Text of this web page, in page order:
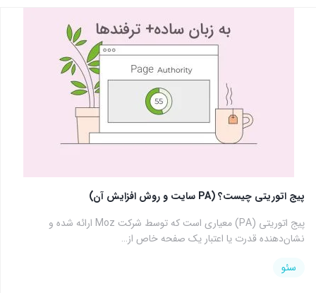
پیج اتوریتی چیست؟ (PA سایت و روش افزایش آن)
پیج اتوریتی (PA) معیاری است که توسط شرکت Moz ارائه شده و
نشان‌دهنده قدرت یا اعتبار یک صفحه خاص از…
سئو